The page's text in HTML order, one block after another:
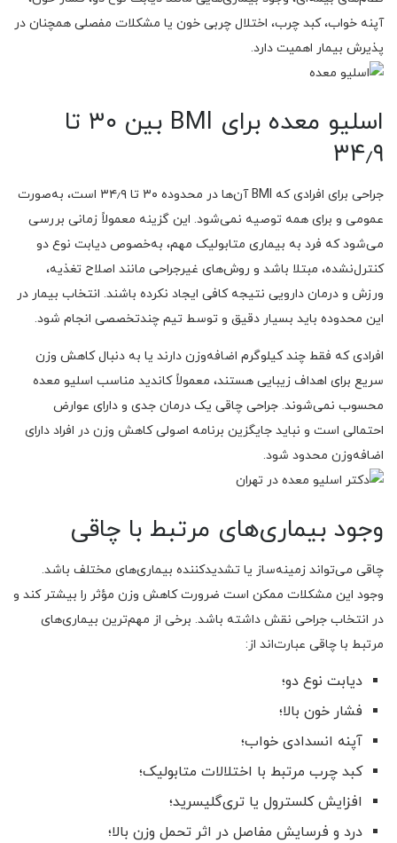
آپنه خواب، کبد چرب، اختلال چربی خون یا مشکلات مفصلی همچنان در
پذیرش بیمار اهمیت دارد.
اسلیو معده برای BMI بین ۳۰ تا
۳۴٫۹
جراحی برای افرادی که BMI آن‌ها در محدوده ۳۰ تا ۳۴٫۹ است، به‌صورت
عمومی و برای همه توصیه نمی‌شود. این گزینه معمولاً زمانی بررسی
می‌شود که فرد به بیماری متابولیک مهم، به‌خصوص دیابت نوع دو
کنترل‌نشده، مبتلا باشد و روش‌های غیرجراحی مانند اصلاح تغذیه،
ورزش و درمان دارویی نتیجه کافی ایجاد نکرده باشند. انتخاب بیمار در
این محدوده باید بسیار دقیق و توسط تیم چندتخصصی انجام شود.
افرادی که فقط چند کیلوگرم اضافه‌وزن دارند یا به دنبال کاهش وزن
سریع برای اهداف زیبایی هستند، معمولاً کاندید مناسب اسلیو معده
محسوب نمی‌شوند. جراحی چاقی یک درمان جدی و دارای عوارض
احتمالی است و نباید جایگزین برنامه اصولی کاهش وزن در افراد دارای
اضافه‌وزن محدود شود.
وجود بیماری‌های مرتبط با چاقی
چاقی می‌تواند زمینه‌ساز یا تشدیدکننده بیماری‌های مختلف باشد.
وجود این مشکلات ممکن است ضرورت کاهش وزن مؤثر را بیشتر کند و
در انتخاب جراحی نقش داشته باشد. برخی از مهم‌ترین بیماری‌های
مرتبط با چاقی عبارت‌اند از:
دیابت نوع دو؛
فشار خون بالا؛
آپنه انسدادی خواب؛
کبد چرب مرتبط با اختلالات متابولیک؛
افزایش کلسترول یا تری‌گلیسرید؛
درد و فرسایش مفاصل در اثر تحمل وزن بالا؛